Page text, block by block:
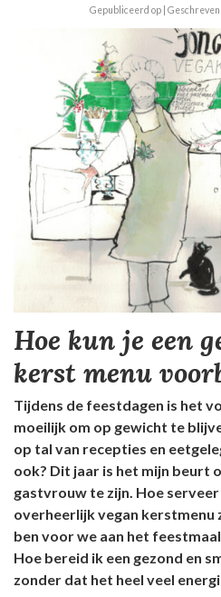
Gepubliceerd op |
Hoe kun je een
kerst menu
Tijdens de feestdagen is het
moeilijk om op gewicht te
op tal van recepties en
ook? Dit jaar is het mijn beurt
gastvrouw te zijn. Hoe serveer
overheerlijk vegan kerstmenu
ben voor we aan het
Hoe bereid ik een gezond en
zonder dat het heel veel